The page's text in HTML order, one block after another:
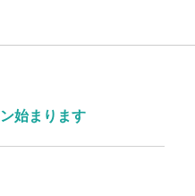
始まります